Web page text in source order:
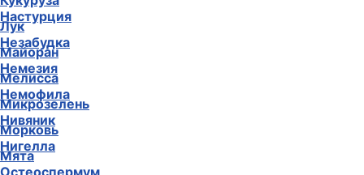
Настурция
Незабудка
Немезия
Немофила
Нивяник
Нигелла
Остеоспермум
Лук
Майоран
Мелисса
Микрозелень
Морковь
Мята